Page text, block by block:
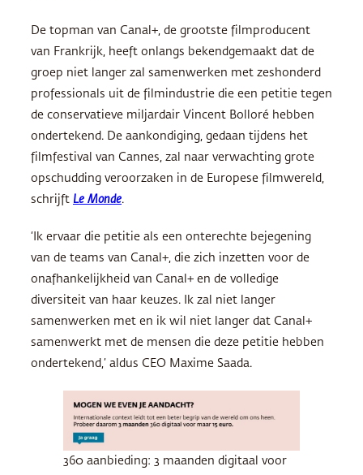
De topman van Canal+, de grootste filmproducent
van Frankrijk, heeft onlangs bekendgemaakt dat de
groep niet langer zal samenwerken met zeshonderd
professionals uit de filmindustrie die een petitie tegen
de conservatieve miljardair Vincent Bolloré hebben
ondertekend. De aankondiging, gedaan tijdens het
filmfestival van Cannes, zal naar verwachting grote
opschudding veroorzaken in de Europese filmwereld,
schrijft Le Monde.
‘Ik ervaar die petitie als een onterechte bejegening
van de teams van Canal+, die zich inzetten voor de
onafhankelijkheid van Canal+ en de volledige
diversiteit van haar keuzes. Ik zal niet langer
samenwerken met en ik wil niet langer dat Canal+
samenwerkt met de mensen die deze petitie hebben
ondertekend,’ aldus CEO Maxime Saada.
360 aanbieding: 3 maanden digitaal voor